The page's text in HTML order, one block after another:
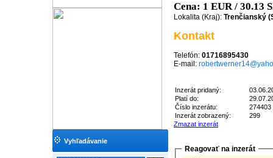
Vyhľadávanie
Cena: 1 EUR / 30.13
Lokalita (Kraj): Trenčianský
Kontakt
Telefón: 01716895430
E-mail:
Inzerát pridaný:
Platí do:
Číslo inzerátu:
274403
Inzerát zobrazený:
299
Zmazat inzerát
Reagovať na inzerát